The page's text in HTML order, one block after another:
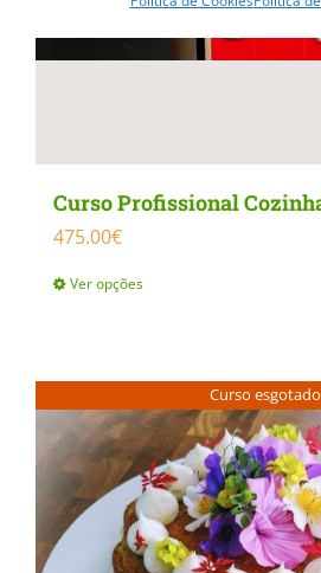
Curso Profissional
475.00€
Ver opções
has
multiple
variants.
The
options
Curso esgotado